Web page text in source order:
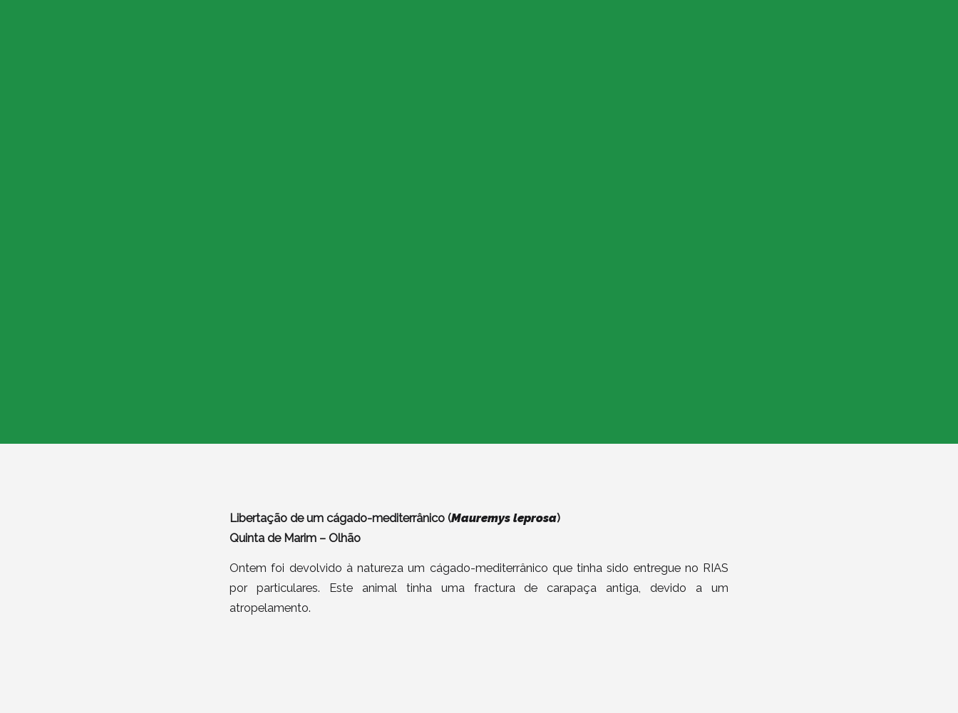
Libertação de um cágado-mediterrânico (Mauremys leprosa)
Quinta de Marim – Olhão
Ontem foi devolvido à natureza um cágado-mediterrânico que tinha sido entregue no RIAS
por particulares. Este animal tinha uma fractura de carapaça antiga, devido a um
atropelamento.